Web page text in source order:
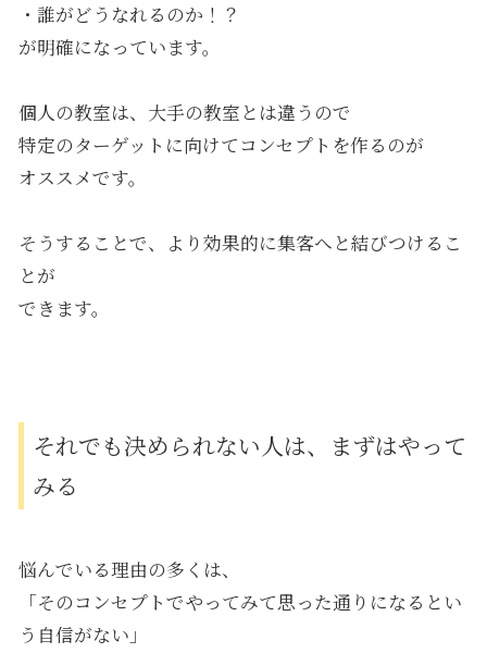
・誰がどうなれるのか！？
が明確になっています。
個人の教室は、大手の教室とは違うので
特定のターゲットに向けてコンセプトを作るのが
オススメです。
そうすることで、より効果的に集客へと結びつけるこ
とが
できます。
それでも決められない人は、まずはやって
みる
悩んでいる理由の多くは、
「そのコンセプトでやってみて思った通りになるとい
う自信がない」